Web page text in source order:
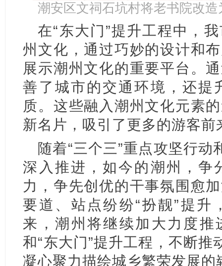
潮安区文祠石坑村将老书院改
在“东大门”提升工程中，
州文化，通过巧妙的设计和
展示潮州文化的重要平台。
善了城市的交通环境，还提
质。这些融入潮州文化元素
新名片，吸引了更多的游客前
随着“三个三”重点攻坚行动
深入推进，如今的潮州，争
力，争先创优的干事氛围愈
要道、站点纷纷“扮靓”提升
来，潮州将继续加大力度推
和“东大门”提升工程，不断推
凝心聚力描绘城乡繁荣发展的